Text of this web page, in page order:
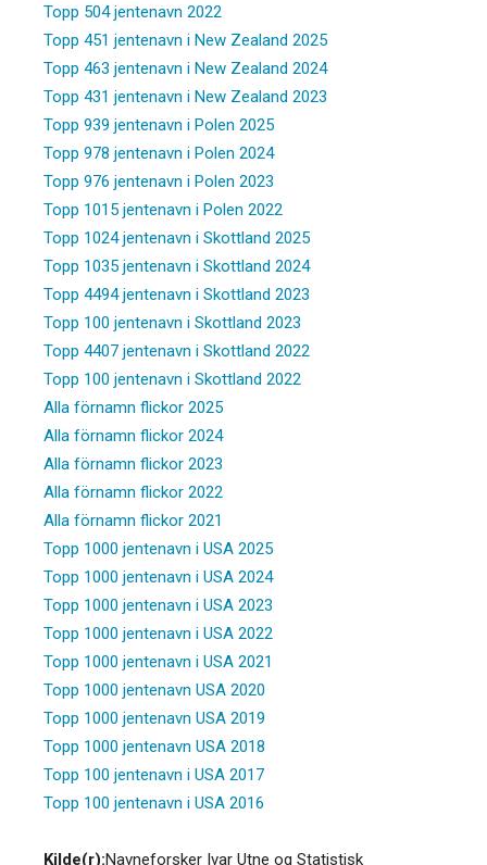
Topp 504 jentenavn 2022
Topp 451 jentenavn i New Zealand 2025
Topp 463 jentenavn i New Zealand 2024
Topp 431 jentenavn i New Zealand 2023
Topp 939 jentenavn i Polen 2025
Topp 978 jentenavn i Polen 2024
Topp 976 jentenavn i Polen 2023
Topp 1015 jentenavn i Polen 2022
Topp 1024 jentenavn i Skottland 2025
Topp 1035 jentenavn i Skottland 2024
Topp 4494 jentenavn i Skottland 2023
Topp 100 jentenavn i Skottland 2023
Topp 4407 jentenavn i Skottland 2022
Topp 100 jentenavn i Skottland 2022
Alla förnamn flickor 2025
Alla förnamn flickor 2024
Alla förnamn flickor 2023
Alla förnamn flickor 2022
Alla förnamn flickor 2021
Topp 1000 jentenavn i USA 2025
Topp 1000 jentenavn i USA 2024
Topp 1000 jentenavn i USA 2023
Topp 1000 jentenavn i USA 2022
Topp 1000 jentenavn i USA 2021
Topp 1000 jentenavn USA 2020
Topp 1000 jentenavn USA 2019
Topp 1000 jentenavn USA 2018
Topp 100 jentenavn i USA 2017
Topp 100 jentenavn i USA 2016
Kilde(r):Navneforsker Ivar Utne og Statistisk